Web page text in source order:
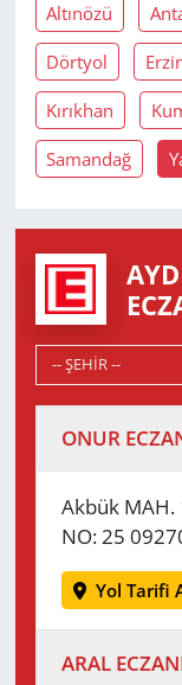
Altınözü
Dörtyol
Kırıkhan
Samandağ
ONUR
Akbük MAH.
NO: 25
Yol Tarifi
ARAL